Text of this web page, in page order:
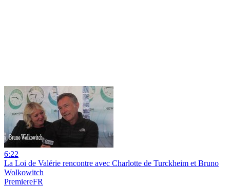
6:22
La Loi de Valérie rencontre avec Charlotte de Turckheim et Bruno
Wolkowitch
PremiereFR